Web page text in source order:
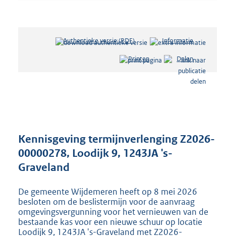
Authentieke versie (PDF)b
s
r
o
e
:
2
1
9
Informatie
Printen Delen
Kennisgeving termijnverlenging Z2026-
00000278, Loodijk 9, 1243JA 's-
Graveland
De gemeente Wijdemeren heeft op 8 mei 2026
besloten om de beslistermijn voor de aanvraag
omgevingsvergunning voor het vernieuwen van de
bestaande kas voor een nieuwe schuur op locatie
Loodijk 9, 1243JA 's-Graveland met Z2026-